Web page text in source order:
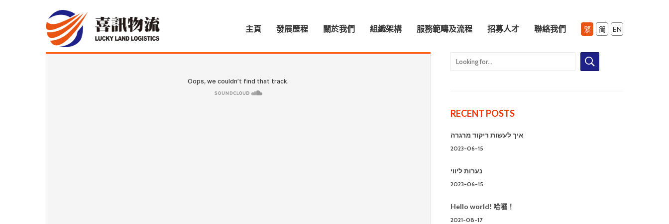
主頁 發展歷程 關於我們 組織架構 服務範疇及流程 招募⼈才 聯絡我們
RECENT POSTS
איך לעשות ריקוד מרגרה
2023-06-15
נערות ליווי
2023-06-15
Hello world! 哈囉！
2021-08-17